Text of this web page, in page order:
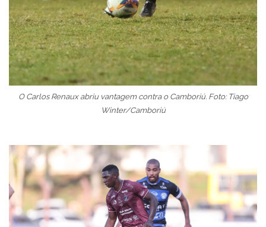
O Carlos Renaux abriu vantagem contra o Camboriú. Foto: Tiago
Winter/Camboriú